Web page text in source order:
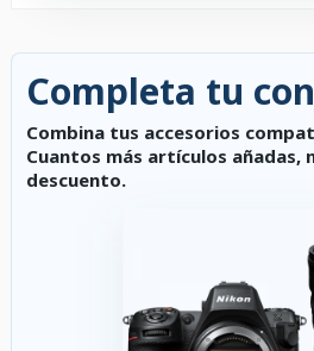
Completa tu
Combina tus accesorios
Cuantos más artículos añadas,
descuento.